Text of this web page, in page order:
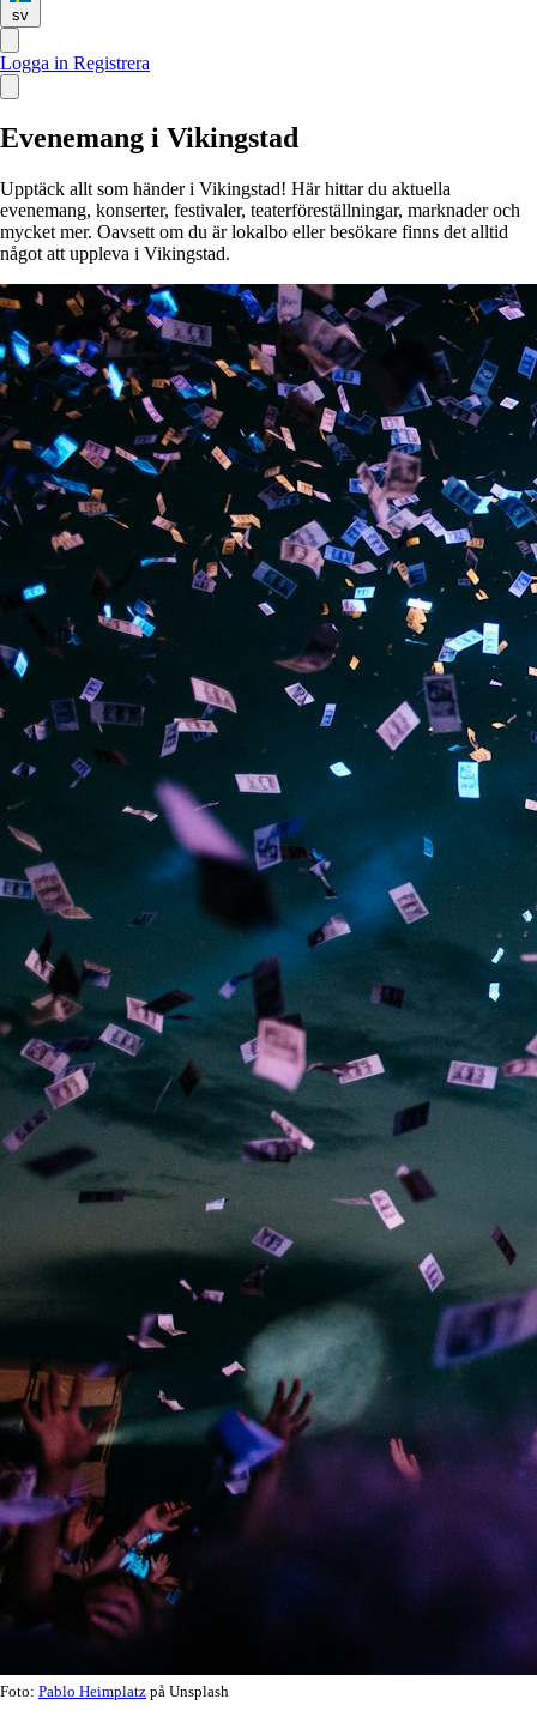
sv
Logga in Registrera
Evenemang i Vikingstad
Upptäck allt som händer i Vikingstad! Här hittar du aktuella
evenemang, konserter, festivaler, teaterföreställningar, marknader och
mycket mer. Oavsett om du är lokalbo eller besökare finns det alltid
något att uppleva i Vikingstad.
Foto: Pablo Heimplatz på Unsplash